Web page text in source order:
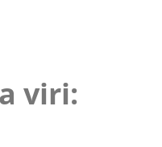
viri: